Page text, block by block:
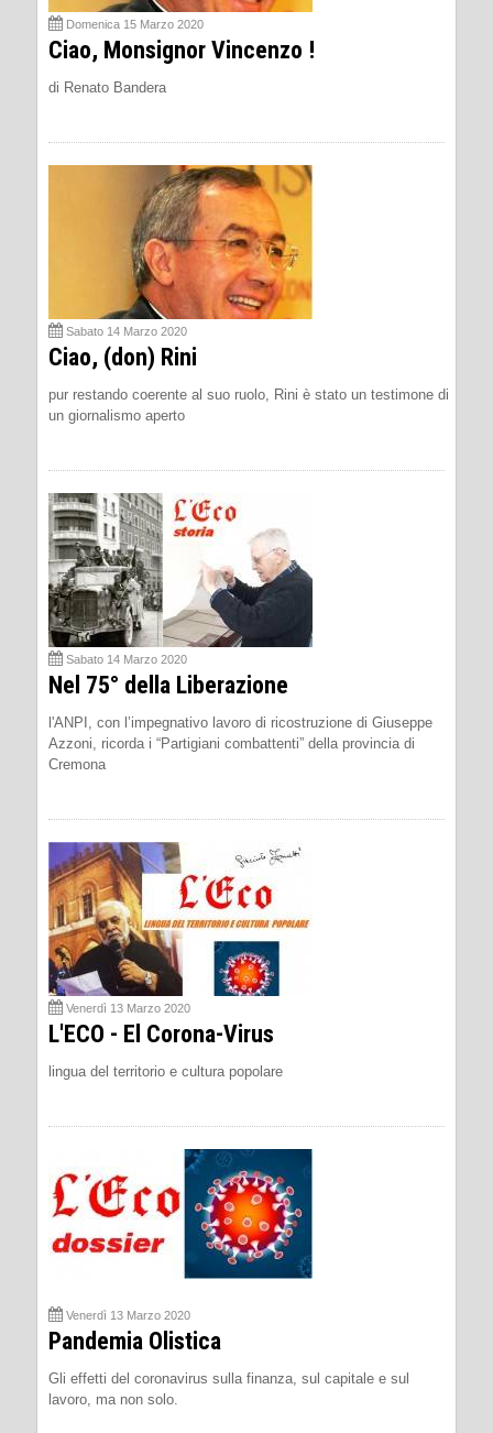
Domenica 15 Marzo 2020
Ciao, Monsignor Vincenzo !
di Renato Bandera
Sabato 14 Marzo 2020
Ciao, (don) Rini
pur restando coerente al suo ruolo, Rini è stato un testimone di
un giornalismo aperto
Sabato 14 Marzo 2020
Nel 75° della Liberazione
l'ANPI, con l’impegnativo lavoro di ricostruzione di Giuseppe
Azzoni, ricorda i “Partigiani combattenti” della provincia di
Cremona
Venerdì 13 Marzo 2020
L'ECO - El Corona-Virus
lingua del territorio e cultura popolare
Venerdì 13 Marzo 2020
Pandemia Olistica
Gli effetti del coronavirus sulla finanza, sul capitale e sul
lavoro, ma non solo.